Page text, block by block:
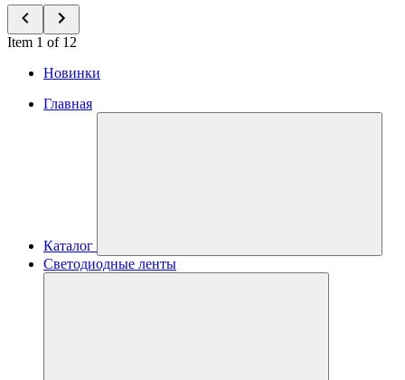
Item 1 of 12
Новинки
Главная
Каталог
Светодиодные ленты